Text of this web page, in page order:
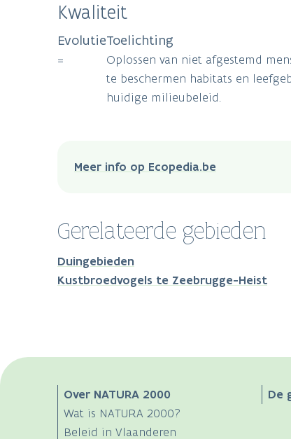
Kwaliteit
Evolutie
=
Toelichting
Oplossen van niet afgestemd
te beschermen habitats en
huidige milieubeleid.
Meer info op Ecopedia.be
Gerelateerde gebieden
Duingebieden
Kustbroedvogels te Zeebrugge-Heist
Main
navigation
Over NATURA 2000
Wat is NATURA 2000?
Beleid in Vlaanderen
De